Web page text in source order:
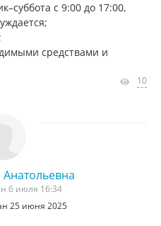
с 9:00 до 17:00,
средствами и
10
6 июля 16:34
25 июня 2025